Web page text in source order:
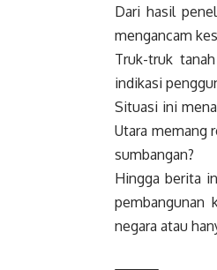
Dari hasil
mengancam
Truk-truk
indikasi
Situasi ini
Utara memang
sumbangan?
Hingga berita
pembangunan
negara atau